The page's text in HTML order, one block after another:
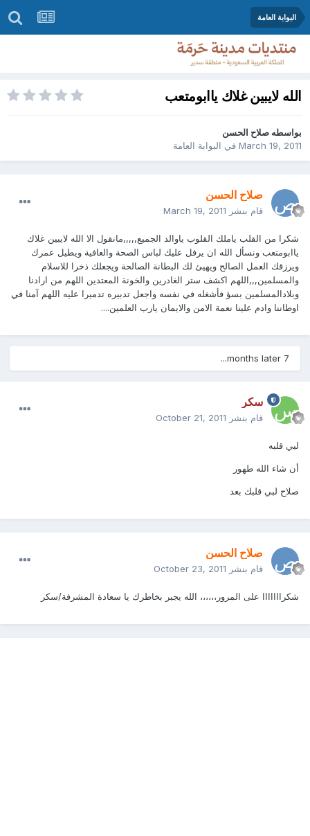
البوابة العامة
الله لايبين غلاك ياابومتعب
بواسطه صلاح الحسن
March 19, 2011في البوابة العامة
صلاح الحسن
قام بنشر March 19, 2011
شكرا من القلب ياملك القلوب ياوالد الجميع,,,,,مانقول الا الله لايبين غلاك
ياابومتعب ونسأل الله ان يرفل عليك لباس الصحة والعافية ويطيل عمرك
ويرزقك العمل الصالح ويهيئ لك البطانة الصالحة ويجعلك ذخرا للاسلام
والمسلمين,,,اللهم اكشف ستر الغادرين والخونة المعتدين اللهم من ارادنا
وبلادالمسلمين بسؤ فأشغله في نفسه واجعل تدبيره تدميرا عليه اللهم آمنا في
اوطاننا وادم علينا نعمة الامن والايمان يارب العلمين....
7 months later...
سكر
قام بنشر October 21, 2011
لبي قلبه
أن شاء الله طهور
صلاح لبي قلبك بعد
صلاح الحسن
قام بنشر October 23, 2011
شكرااااااا على المرور،،،،،، الله يجبر بخاطرك يا سعادة المشرفة/سكر